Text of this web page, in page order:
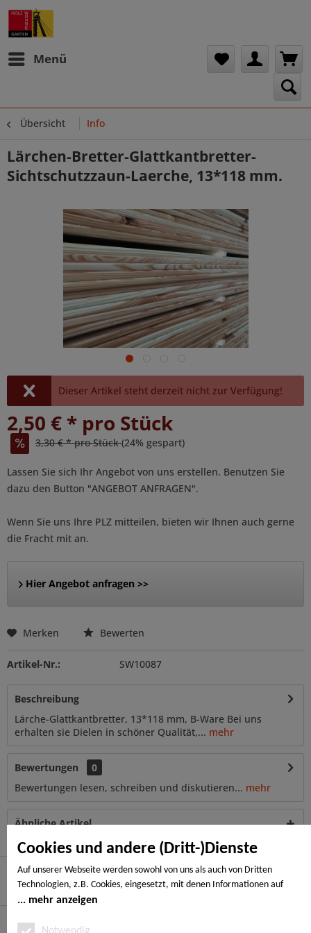
Cookies und andere (Dritt-)Dienste
Auf unserer Webseite werden sowohl von uns als auch von Dritten
Technologien, z.B. Cookies, eingesetzt, mit denen Informationen auf
Ihrem Endgerät gespeichert und/oder von Ihrem Endgerät abgerufen
Notwendige Cookies, Analyse-, Marketing- und Statistik-Cookies. Bei den
mehr anzeigen
Menü
Übersicht Info
Lärchen-Bretter-Glattkantbretter-
Sichtschutzzaun-Laerche, 13*118 mm.
Dieser Artikel steht derzeit nicht zur Verfügung!
2,50 € * pro Stück
3,30 € * pro Stück(24% gespart)
Lassen Sie sich Ihr Angebot von uns erstellen. Benutzen Sie
dazu den Button "ANGEBOT ANFRAGEN".
Wenn Sie uns Ihre PLZ mitteilen, bieten wir Ihnen auch gerne
die Fracht mit an.
Hier Angebot anfragen >>
Merken Bewerten
Artikel-Nr.: SW10087
Beschreibung
Lärche-Glattkantbretter, 13*118 mm, B-Ware Bei uns
erhalten sie Dielen in schöner Qualität,... mehr
Bewertungen
0
Bewertungen lesen, schreiben und diskutieren... mehr
Ähnliche Artikel
Hier finden Sie uns
Service Hotline